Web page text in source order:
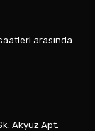
arasında
Akyüz Apt.